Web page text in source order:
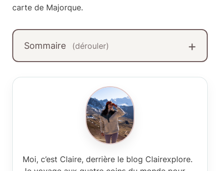
carte de Majorque.
Sommaire (dérouler)
Moi, c’est Claire, derrière le blog Clairexplore.